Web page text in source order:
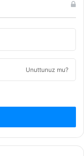
Unuttunuz mu?